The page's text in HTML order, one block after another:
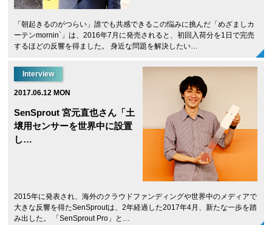
「朝起きるのがつらい」誰でも共感できるこの悩みに挑んだ「めざましカ
ーテンmornin`」は、2016年7月に発売されると、初回入荷分を1日で完売
するほどの反響を得ました。 身近な問題を解決したい…
Interview
2017.06.12 MON
SenSprout 宮元直也さん「土
壌用センサーを世界中に設置
し…
2015年に発表され、海外のクラウドファンディングや世界中のメディアで
大きな反響を得たSenSproutは、2年経過した2017年4月、新たな一歩を踏
み出した。 「SenSprout Pro」と…